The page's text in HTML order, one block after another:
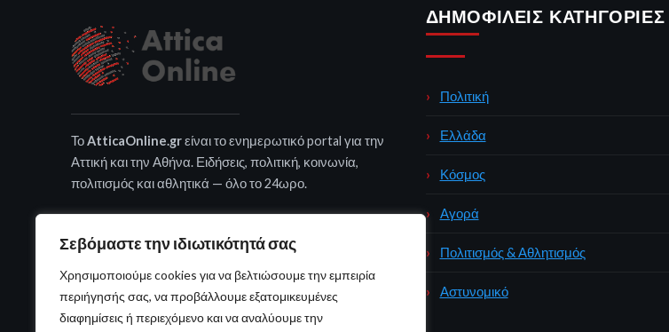
Σεβόμαστε την ιδιωτικότητά σας
Χρησιμοποιούμε cookies για να βελτιώσουμε την εμπειρία
περιήγησής σας, να προβάλλουμε εξατομικευμένες
διαφημίσεις ή περιεχόμενο και να αναλύουμε την
ΤοAtticaOnline.grείναι το ενημερωτικό portal για την
Αττική και την Αθήνα. Ειδήσεις, πολιτική, κοινωνία,
πολιτισμός και αθλητικά — όλο το 24ωρο.
ΔΗΜΟΦΙΛΕΊΣ ΚΑΤΗΓΟΡΊΕΣ
Πολιτική
Ελλάδα
Κόσμος
Αγορά
Πολιτισμός & Αθλητισμός
Αστυνομικό